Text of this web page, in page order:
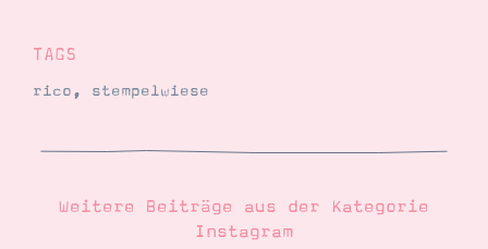
TAGS
rico, stempelwiese
Weitere Beiträge aus der Kategorie
Instagram